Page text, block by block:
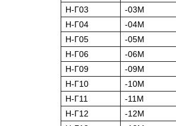
Н-Г03
-03М
Н-Г04
-04М
Н-Г05
-05М
Н-Г06
-06М
Н-Г09
-09М
Н-Г10
-10М
Н-Г11
-11М
Н-Г12
-12М